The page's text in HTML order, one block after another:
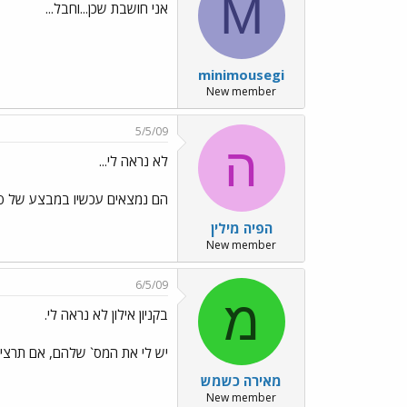
M
minimousegi
New member
אני חושבת שכן...וחבל...
ה
הפיה מילין
New member
5/5/09
לא נראה לי...
הם נמצאים עכשיו במבצע של
מ
מאירה כשמש
New member
6/5/09
בקניון אילון לא נראה לי.
יש לי את המס` שלהם, אם